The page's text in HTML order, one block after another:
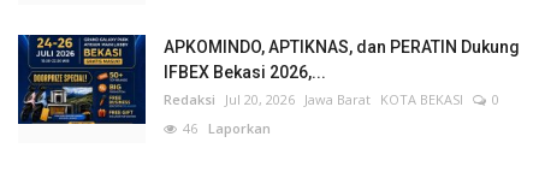
APKOMINDO, APTIKNAS, dan PERATIN Dukung
IFBEX Bekasi 2026,...
Redaksi Jul 20, 2026 Jawa Barat KOTA BEKASI
0
46 Laporkan